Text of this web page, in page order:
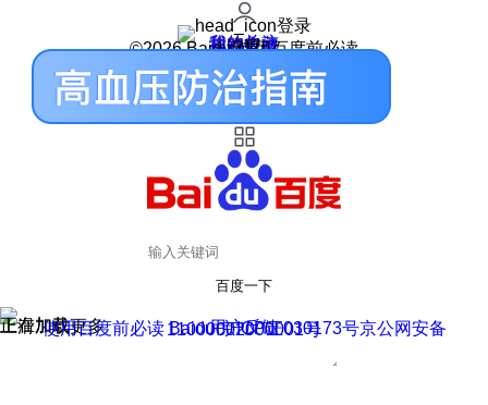
登录
我的关注
我的收藏
皮肤中心
用户反馈
设置
©2026 Baidu 使用百度前必读
百度一下
正在加载
上滑加载更多 用户反馈
使用百度前必读 Baidu 京ICP证030173号
京公网安备11000002000001号